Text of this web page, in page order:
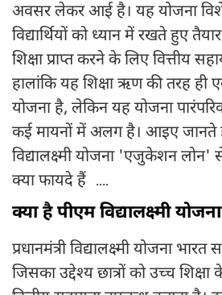
अवसर लेकर आई है। यह योजना
विद्यार्थियों को ध्यान में रखते हुए
शिक्षा प्राप्त करने के लिए वित्तीय
हालांकि यह शिक्षा ऋण की तरह ही
योजना है, लेकिन यह योजना
कई मायनों में अलग है। आइए जानते
विद्यालक्ष्मी योजना 'एजुकेशन
क्या फायदे हैं
....
क्या है पीएम विद्यालक्ष्मी
प्रधानमंत्री विद्यालक्ष्मी योजना
जिसका उद्देश्य छात्रों को उच्च